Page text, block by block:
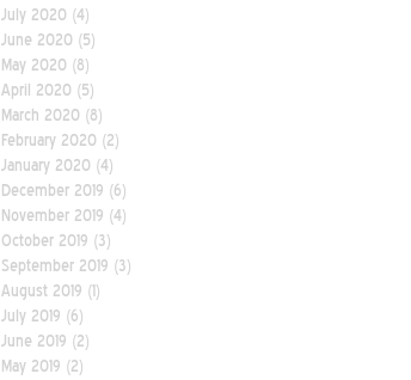
July 2020 (4)
June 2020 (5)
May 2020 (8)
April 2020 (5)
March 2020 (8)
February 2020 (2)
January 2020 (4)
December 2019 (6)
November 2019 (4)
October 2019 (3)
September 2019 (3)
August 2019 (1)
July 2019 (6)
June 2019 (2)
May 2019 (2)